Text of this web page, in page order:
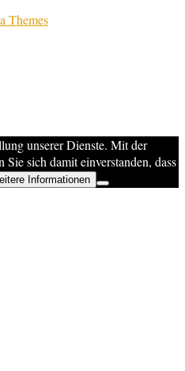
Themes
unserer Dienste. Mit der
sich damit einverstanden, dass
Informationen